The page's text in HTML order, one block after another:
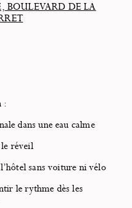
BOULEVARD DE LA
:
dans une eau calme
le réveil
sans voiture ni vélo
le rythme dès les